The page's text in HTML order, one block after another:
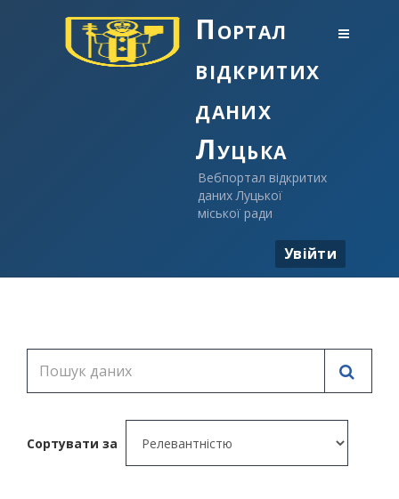
Портал
відкритих
даних
Луцька
Вебпортал відкритих
даних Луцької
міської ради
Увійти
Сортувати за